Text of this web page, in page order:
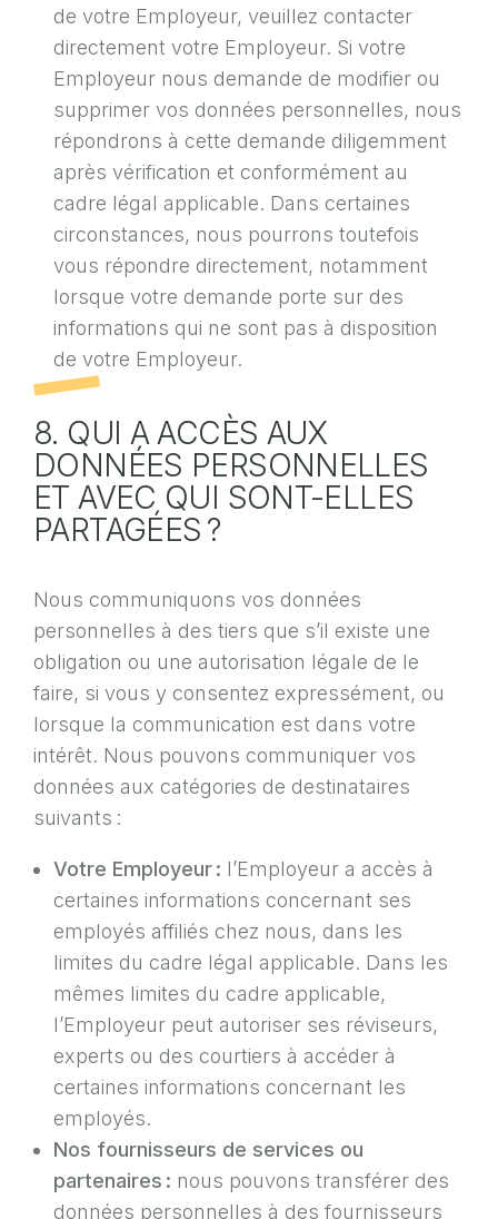
de votre Employeur, veuillez contacter
directement votre Employeur. Si votre
Employeur nous demande de modifier ou
supprimer vos données personnelles, nous
répondrons à cette demande diligemment
après vérification et conformément au
cadre légal applicable. Dans certaines
circonstances, nous pourrons toutefois
vous répondre directement, notamment
lorsque votre demande porte sur des
informations qui ne sont pas à disposition
de votre Employeur.
8. QUI A ACCÈS AUX
DONNÉES PERSONNELLES
ET AVEC QUI SONT-ELLES
PARTAGÉES ?
Nous communiquons vos données
personnelles à des tiers que s’il existe une
obligation ou une autorisation légale de le
faire, si vous y consentez expressément, ou
lorsque la communication est dans votre
intérêt. Nous pouvons communiquer vos
données aux catégories de destinataires
suivants :
Votre Employeur : l’Employeur a accès à
certaines informations concernant ses
employés affiliés chez nous, dans les
limites du cadre légal applicable. Dans les
mêmes limites du cadre applicable,
l’Employeur peut autoriser ses réviseurs,
experts ou des courtiers à accéder à
certaines informations concernant les
employés.
Nos fournisseurs de services ou
partenaires : nous pouvons transférer des
données personnelles à des fournisseurs